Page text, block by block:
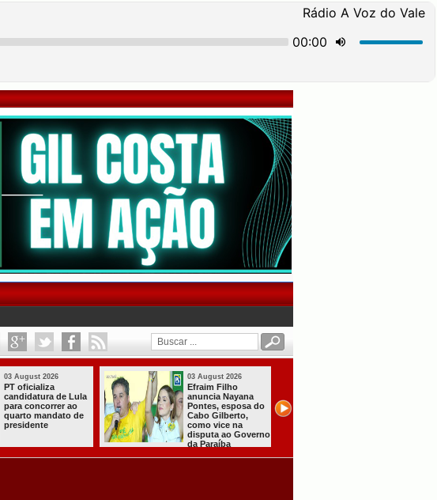
03 August 2026
Efraim Filho
anuncia Nayana
Pontes, esposa do
Cabo Gilberto,
como vice na
31 July 2026
A CARRETA DO
AGORA TEM
ESPECIALISTAS
CHEGOU À
ITABAIANA